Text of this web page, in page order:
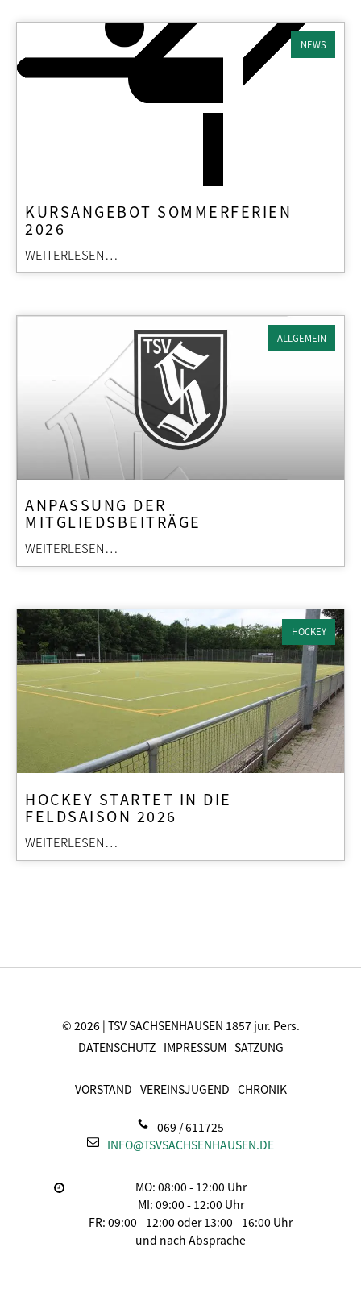
NEWS
KURSANGEBOT SOMMERFERIEN
2026
WEITERLESEN…
ALLGEMEIN
ANPASSUNG DER
MITGLIEDSBEITRÄGE
WEITERLESEN…
HOCKEY
HOCKEY STARTET IN DIE
FELDSAISON 2026
WEITERLESEN…
© 2026 | TSV SACHSENHAUSEN 1857 jur. Pers.
DATENSCHUTZ IMPRESSUM SATZUNG
VORSTAND VEREINSJUGEND CHRONIK
069 / 611725
INFO@TSVSACHSENHAUSEN.DE
MO: 08:00 - 12:00 Uhr
MI: 09:00 - 12:00 Uhr
FR: 09:00 - 12:00 oder 13:00 - 16:00 Uhr
und nach Absprache